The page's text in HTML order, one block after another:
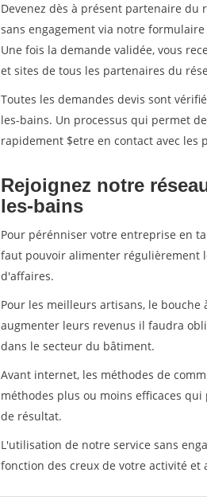
Devenez dès à présent partenaire du
sans engagement via notre
Une fois la demande validée, vous
et sites de tous les partenaires du
Toutes les demandes devis sont
les-bains. Un processus qui permet
rapidement $etre en contact avec
Rejoignez notre
les-bains
Pour pérénniser votre entreprise en
faut pouvoir alimenter régulièrement
d'affaires.
Pour les meilleurs artisans, le
augmenter leurs revenus il faudra
dans le secteur du bâtiment.
Avant internet, les méthodes de
méthodes plus ou moins efficaces
de résultat.
L'utilisation de notre service sans
fonction des creux de votre activité et